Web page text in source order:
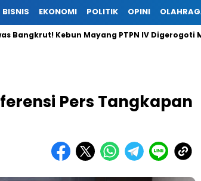
BISNIS EKONOMI POLITIK OPINI
Kebun Mayang PTPN IV Digerogoti
Pers Tangkapan